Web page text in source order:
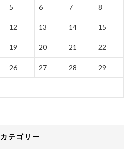
5 6 7 8
12 13 14 15
19 20 21 22
26 27 28 29
カテゴリー